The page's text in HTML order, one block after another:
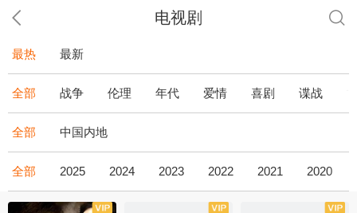
电视剧
最热 最新
全部 战争 伦理 年代 爱情 喜剧 谍战
全部 中国内地
全部 2025 2024 2023 2022 2021 2020
全43集